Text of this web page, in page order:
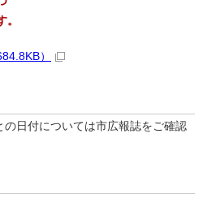
）
日付については市広報誌をご確認